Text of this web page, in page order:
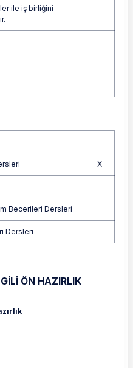
ile iş birliğini
X
Becerileri Dersleri
Dersleri
ÖN HAZIRLIK